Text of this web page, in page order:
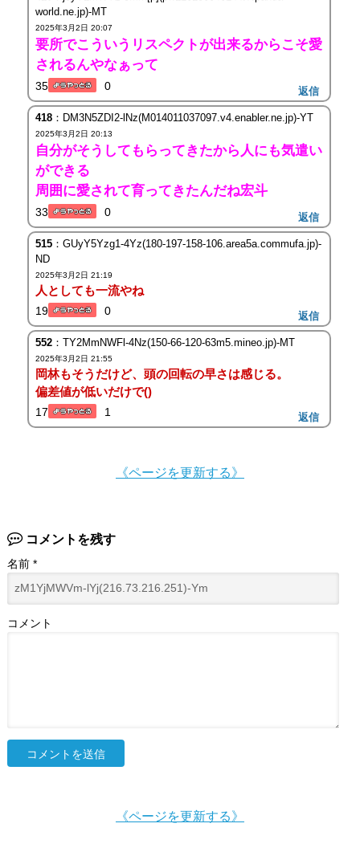
world.ne.jp)-MT
2025年3月2日 20:07
要所でこういうリスペクトが出来るからこそ愛
されるんやなぁって
35 0 返信
418：DM3N5ZDI2-lNz(M014011037097.v4.enabler.ne.jp)-YT
2025年3月2日 20:13
自分がそうしてもらってきたから人にも気遣い
ができる
周囲に愛されて育ってきたんだね宏斗
33 0 返信
515：GUyY5Yzg1-4Yz(180-197-158-106.area5a.commufa.jp)-
ND
2025年3月2日 21:19
人としても一流やね
19 0 返信
552：TY2MmNWFl-4Nz(150-66-120-63m5.mineo.jp)-MT
2025年3月2日 21:55
岡林もそうだけど、頭の回転の早さは感じる。
偏差値が低いだけで()
17 1 返信
《ページを更新する》
コメントを残す
名前 *
コメント
《ページを更新する》